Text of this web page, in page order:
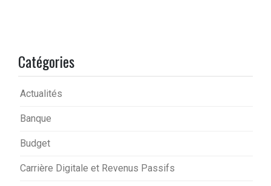
Catégories
Actualités
Banque
Budget
Carrière Digitale et Revenus Passifs